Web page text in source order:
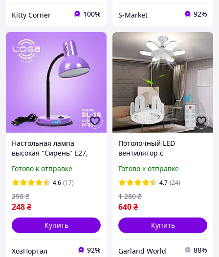
Kitty Corner 100% S-Market 92%
Настольная лампа
высокая "Сирень" Е27,
Готово к отправке
4.6 (17)
248₴
290 ₴
Купить
ХозПортал 92%
Потолочный LED
вентилятор с
6500K, пульт управления,
Лампа-вентилятор в
патрон Е27
Готово к отправке
4.7 (24)
640₴
1 280 ₴
Купить
Garland World 88%